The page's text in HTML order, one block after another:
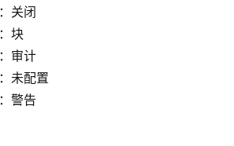
：关闭
：块
：审计
：未配置
：警告